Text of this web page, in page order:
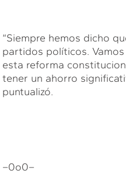
“Siempre hemos dicho
partidos políticos.
esta reforma
tener un ahorro
puntualizó.
–0o0–